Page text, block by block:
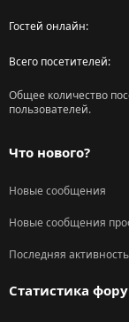
Гостей онлайн
Всего посетителей
Общее количество
пользователей.
Что нового?
Новые сообщения
Новые сообщения
Последняя активность
Статистика